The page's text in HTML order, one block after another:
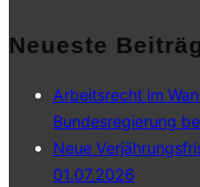
Neueste
Arbeitsrecht im
Bundesregierung
Neue
01.07.2026